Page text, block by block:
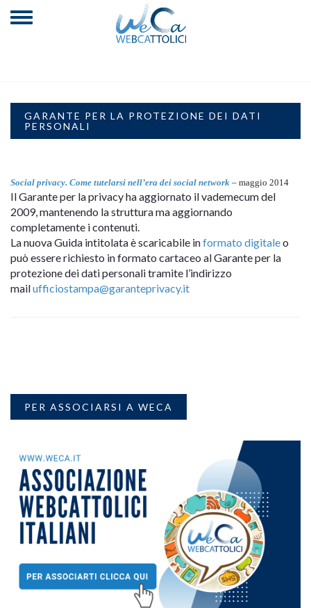
GARANTE PER LA PROTEZIONE DEI DATI
PERSONALI
Social privacy. Come tutelarsi nell’era dei social network – maggio 2014
Il Garante per la privacy ha aggiornato il vademecum del
2009, mantenendo la struttura ma aggiornando
completamente i contenuti.
La nuova Guida intitolataè scaricabile informato digitaleo
può essere richiesto in formato cartaceo al Garante per la
protezione dei dati personali tramite l’indirizzo
mailufficiostampa@garanteprivacy.it
PER ASSOCIARSI A WECA